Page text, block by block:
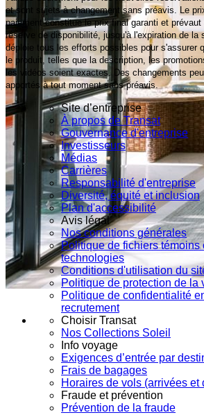
et sont sujets à changement sans préavis. Le
paiement constitue le prix final garanti et
réserve de disponibilité, jusqu'à l'expiration de la
déploie tous les efforts possibles pour s'assurer
le produit, telles que la description, les
les vidéos soient exactes. Des changements
apportés à tout moment sans préavis.
Site d’entreprise
À propos de Transat
Gouvernance d'entreprise
Investisseurs
Médias
Carrières
Responsabilité d'entreprise
Diversité, équité et inclusion
Plan d'accessibilité
Avis légal
Nos conditions générales
Politique de fichiers témoins
technologies
Conditions d'utilisation du
Politique de protection de la
Politique de confidentialité
recrutement
Choisir Transat
Nos Collections Soleil
Info voyage
Exigences d’entrée par
Frais de bagages
Horaires de vols (arrivées et
Fraude et prévention
Prévention de la fraude